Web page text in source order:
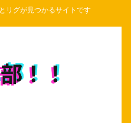
リグが見つかるサイトです